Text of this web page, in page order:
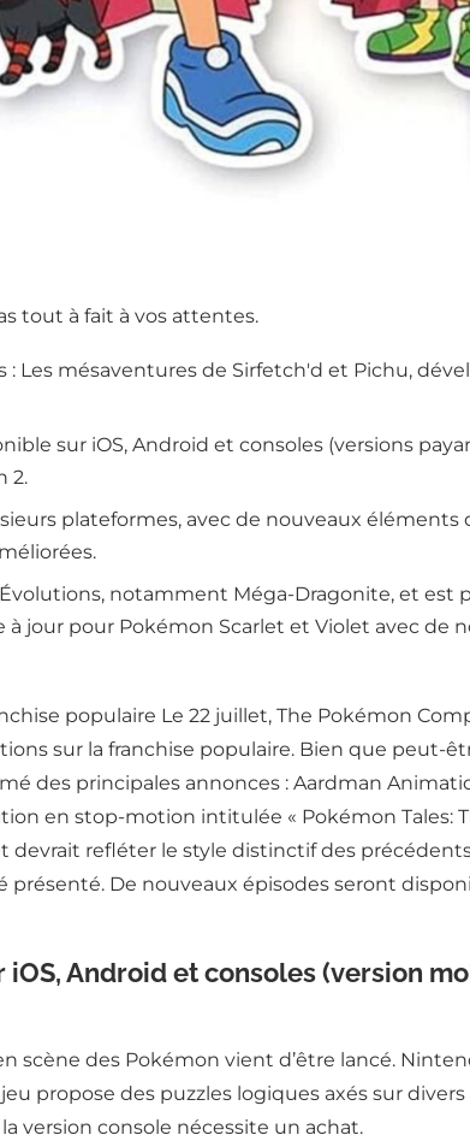
tout à fait à vos attentes.
mésaventures de Sirfetch'd et Pichu,
sur iOS, Android et consoles (versions
2.
plateformes, avec de nouveaux éléments
notamment Méga-Dragonite, et est
jour pour Pokémon Scarlet et Violet avec de
populaire Le 22 juillet, The Pokémon
sur la franchise populaire. Bien que peut-
des principales annonces : Aardman
en stop-motion intitulée « Pokémon Tales:
refléter le style distinctif des précédents
présenté. De nouveaux épisodes seront
Android et consoles (version
des Pokémon vient d’être lancé.
propose des puzzles logiques axés sur
version console nécessite un achat.